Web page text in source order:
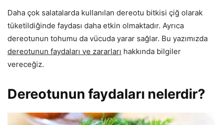
Daha çok salatalarda kullanılan dereotu bitkisi çiğ olarak
tüketildiğinde faydası daha etkin olmaktadır. Ayrıca
dereotunun tohumu da vücuda yarar sağlar. Bu yazımızda
dereotunun faydaları ve zararları hakkında bilgiler
vereceğiz.
Dereotunun faydaları nelerdir?